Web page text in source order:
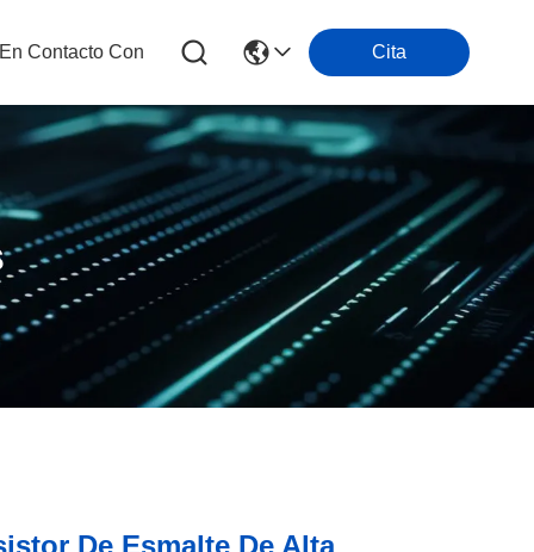
Contacto Con Cita
De Esmalte De Alta